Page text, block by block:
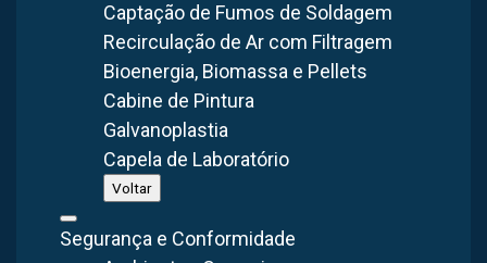
Captação de Fumos de Soldagem
Recirculação de Ar com Filtragem
Bioenergia, Biomassa e Pellets
Cabine de Pintura
Galvanoplastia
Capela de Laboratório
Voltar
Segurança e Conformidade
A principal função doexaustor móvel é auxiliar na
ventilação dos ambientes industriais, removendo gases,
odores, substâncias tóxicas e ar quente. Com rodinhas que
facilitam a mobilidade, este equipamento pode ser aplicado
em diversos processos industriais, tais como resfriamento
de lingotes, dispersão de fumaça ou poeira.